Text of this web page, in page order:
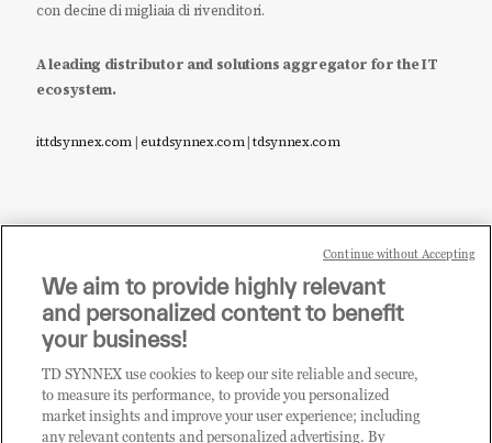
con decine di migliaia di rivenditori.
A leading distributor and solutions aggregator for the IT
ecosystem.
it.tdsynnex.com|eu.tdsynnex.com|tdsynnex.com
Sei un rivenditore di tecnologia e desideri acquistare
i prodotti o le soluzioni trattate sul blog?
CLICCA QUI E DIVENTA
CLIENTE TD SYNNEX
We aim to provide highly relevant
and personalized content to benefit
your business!
TD SYNNEX use cookies to keep our site reliable and secure,
to measure its performance, to provide you personalized
market insights and improve your user experience; including
any relevant contents and personalized advertising. By
Continue without Accepting